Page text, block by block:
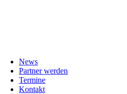
News
Partner werden
Termine
Kontakt